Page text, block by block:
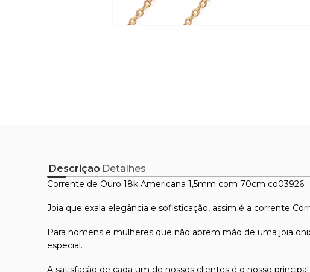
Descrição Detalhes
Corrente de Ouro 18k Americana 1,5mm com 70cm co03926
Joia que exala elegância e sofisticação, assim é a corrente
Para homens e mulheres que não abrem mão de uma joia
especial.
A satisfação de cada um de nossos clientes é o nosso